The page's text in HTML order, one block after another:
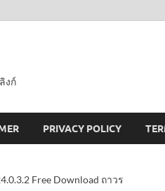
งก์
PRIVACY POLICY
Free Download ถาวร